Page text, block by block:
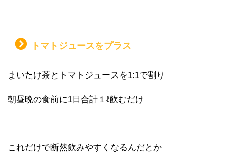
トマトジュースをプラス
まいたけ茶とトマトジュースを1:1で割り
朝昼晩の食前に1日合計１ℓ飲むだけ
これだけで断然飲みやすくなるんだとか